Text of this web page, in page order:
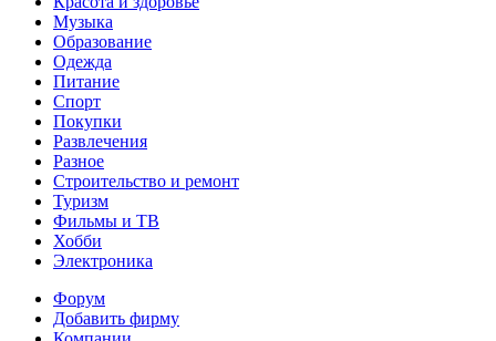
Музыка
Образование
Одежда
Питание
Спорт
Покупки
Развлечения
Разное
Строительство и ремонт
Туризм
Фильмы и ТВ
Хобби
Электроника
Форум
Добавить фирму